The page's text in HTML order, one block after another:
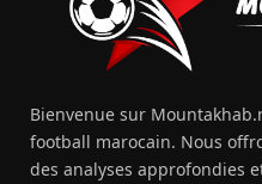
Bienvenue sur
football marocain. Nous
des analyses approfondies